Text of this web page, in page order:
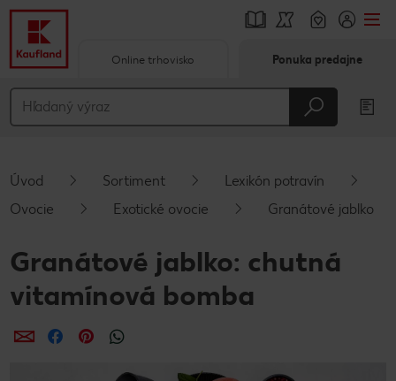
Hlavný obsah
Vyskakovací bočný panel
Online trhovisko Ponuka predajne
Úvod Sortiment
Lexikón potravín
Ovocie
Exotické ovocie Granátové jablko
Granátové jablko: chutná
vitamínová bomba
ZdieľaťZdieľaťZdieľať